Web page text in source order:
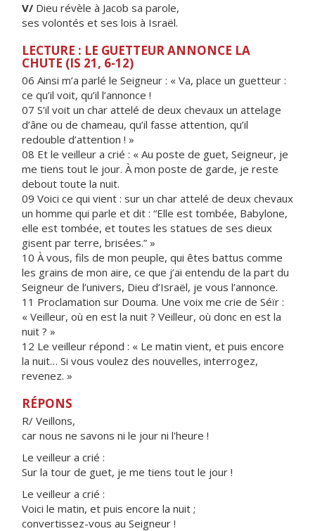
V/ Dieu révèle à Jacob sa parole,
ses volontés et ses lois à Israël.
LECTURE : LE GUETTEUR ANNONCE LA
CHUTE (IS 21, 6-12)
06 Ainsi m’a parlé le Seigneur : « Va, place un guetteur :
ce qu’il voit, qu’il l’annonce !
07 S’il voit un char attelé de deux chevaux un attelage
d’âne ou de chameau, qu’il fasse attention, qu’il
redouble d’attention ! »
08 Et le veilleur a crié : « Au poste de guet, Seigneur, je
me tiens tout le jour. À mon poste de garde, je reste
debout toute la nuit.
09 Voici ce qui vient : sur un char attelé de deux chevaux
un homme qui parle et dit : “Elle est tombée, Babylone,
elle est tombée, et toutes les statues de ses dieux
gisent par terre, brisées.” »
10 À vous, fils de mon peuple, qui êtes battus comme
les grains de mon aire, ce que j’ai entendu de la part du
Seigneur de l’univers, Dieu d’Israël, je vous l’annonce.
11 Proclamation sur Douma. Une voix me crie de Séïr :
« Veilleur, où en est la nuit ? Veilleur, où donc en est la
nuit ? »
12 Le veilleur répond : « Le matin vient, et puis encore
la nuit… Si vous voulez des nouvelles, interrogez,
revenez. »
RÉPONS
R/ Veillons,
car nous ne savons ni le jour ni l'heure !
Le veilleur a crié :
Sur la tour de guet, je me tiens tout le jour !
Le veilleur a crié :
Voici le matin, et puis encore la nuit ;
convertissez-vous au Seigneur !